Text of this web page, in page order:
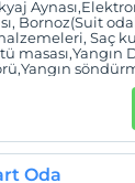
Bornoz(Suit
Saç
masası,Yangın
Oda